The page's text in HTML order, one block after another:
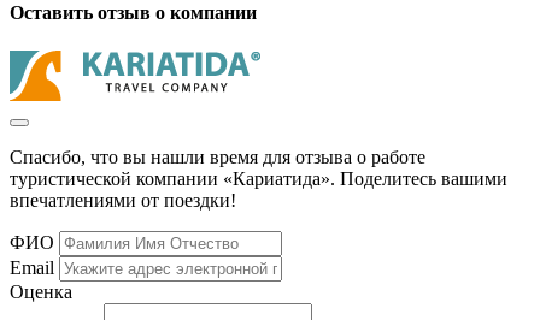
Оставить отзыв о компании
Спасибо, что вы нашли время для отзыва о работе
туристической компании «Кариатида». Поделитесь вашими
впечатлениями от поездки!
ФИО
Email
Оценка